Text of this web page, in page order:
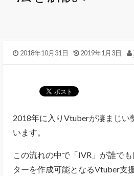
2018年10月31日 2019年1月3日
2018年に入りVtuberが凄まじい
います。
この流れの中で「IVR」が誰で
ターを作成可能となるVtuber支